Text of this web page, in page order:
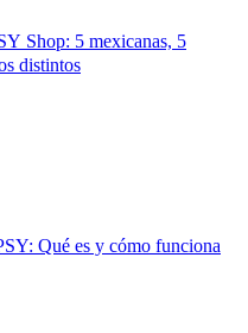
Shop: 5 mexicanas, 5
distintos
Qué es y cómo funciona